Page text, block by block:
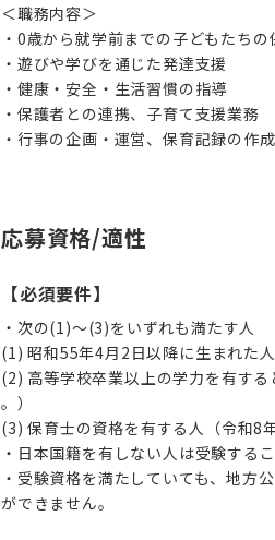
＜職務内容＞
・0歳から就学前までの子どもたちの
・遊びや学びを通じた発達支援
・健康・安全・生活習慣の指導
・保護者との連携、子育て支援業務
・行事の企画・運営、保育記録の作成
応募資格/適性
【必須要件】
・次の(1)〜(3)をいずれも満たす人
(1) 昭和55年4月2日以降に生まれた人
(2) 高等学校卒業以上の学力を有す
。）
(3) 保育士の資格を有する人（令和8
・日本国籍を有しない人は受験する
・受験資格を満たしていても、地方
ができません。